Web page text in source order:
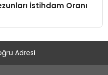
İstihdam Oranı
Adresi